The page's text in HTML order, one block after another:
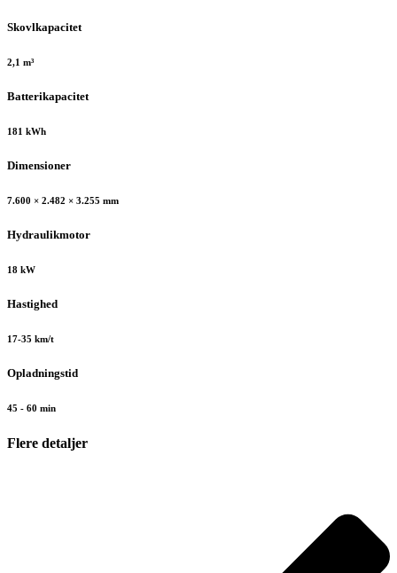
Skovlkapacitet
2,1 m³
Batterikapacitet
181 kWh
Dimensioner
7.600 × 2.482 × 3.255 mm
Hydraulikmotor
18 kW
Hastighed
17-35 km/t
Opladningstid
45 - 60 min
Flere detaljer